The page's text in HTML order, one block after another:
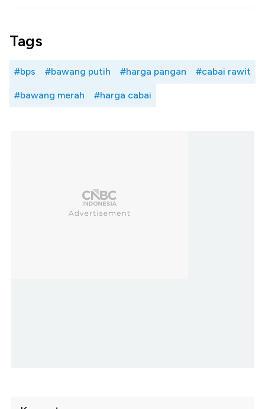
Tags
#bps #bawang putih #harga pangan #cabai rawit
#bawang merah #harga cabai